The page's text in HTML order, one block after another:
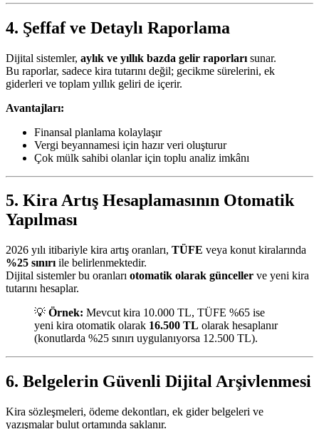
4. Şeffaf ve Detaylı Raporlama
Dijital sistemler, aylık ve yıllık bazda gelir raporları sunar.
Bu raporlar, sadece kira tutarını değil; gecikme sürelerini, ek
giderleri ve toplam yıllık geliri de içerir.
Avantajları:
Finansal planlama kolaylaşır
Vergi beyannamesi için hazır veri oluşturur
Çok mülk sahibi olanlar için toplu analiz imkânı
5. Kira Artış Hesaplamasının Otomatik
Yapılması
2026 yılı itibariyle kira artış oranları, TÜFE veya konut kiralarında
%25 sınırı ile belirlenmektedir.
Dijital sistemler bu oranları otomatik olarak günceller ve yeni kira
tutarını hesaplar.
💡 Örnek: Mevcut kira 10.000 TL, TÜFE %65 ise
yeni kira otomatik olarak 16.500 TL olarak hesaplanır
(konutlarda %25 sınırı uygulanıyorsa 12.500 TL).
6. Belgelerin Güvenli Dijital Arşivlenmesi
Kira sözleşmeleri, ödeme dekontları, ek gider belgeleri ve
yazışmalar bulut ortamında saklanır.